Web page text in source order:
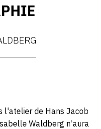
l'atelier de Hans Jacob
Waldberg n'aura